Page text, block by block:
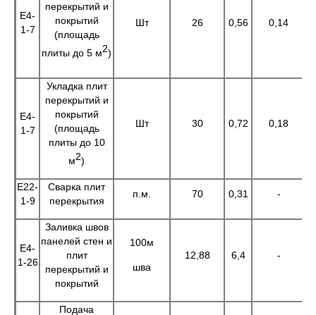
Е4-
1-7
перекрытий и
покрытий
(площадь
плиты до 5 м2)
Шт 26 0,56 0,14
Е4-
1-7
Укладка плит
перекрытий и
покрытий
(площадь
плиты до 10
м2)
Шт 30 0,72 0,18
Е22-
1-9
Сварка плит
перекрытия
п.м. 70 0,31 -
Е4-
1-26
Заливка швов
панелей стен и
плит
перекрытий и
покрытий
100м
шва
12,88 6,4 -
Подача